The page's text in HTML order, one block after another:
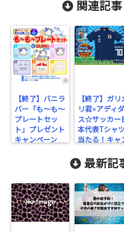
関連記事
【終了】バニラ
バー「も～も～
プレートセッ
ト」プレゼント
キャンペーン
【終了】ガリ
リ君×アディダ
ス☆サッカー
本代表Tシャツ
当たる！キャ
最新記